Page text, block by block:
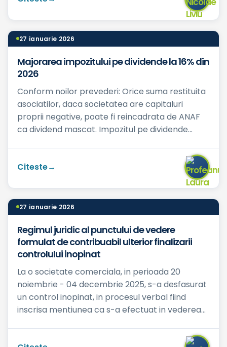
27 ianuarie 2026
Majorarea impozitului pe dividende la 16% din
2026
Conform noilor prevederi: Orice suma restituita
asociatilor, daca societatea are capitaluri
proprii negative, poate fi reincadrata de ANAF
ca dividend mascat. Impozitul pe dividende
Citeste
27 ianuarie 2026
Regimul juridic al punctului de vedere
formulat de contribuabil ulterior finalizarii
controlului inopinat
La o societate comerciala, in perioada 20
noiembrie - 04 decembrie 2025, s-a desfasurat
un control inopinat, in procesul verbal fiind
inscrisa mentiunea ca s-a efectuat in vederea